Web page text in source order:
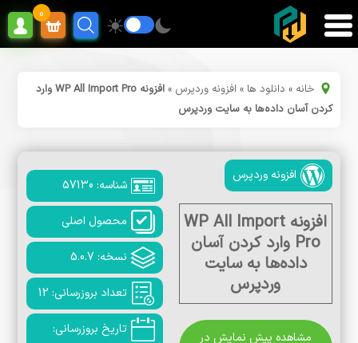
0
خانه » دانلود ها » افزونه وردپرس »
افزونه WP All Import Pro وارد
کردن آسان داده‌ها به سایت وردپرس
افزونه وردپرس
افزونه WP All Import
Pro وارد کردن آسان
داده‌ها به سایت
وردپرس
مشاهده پیش نمایش در
شناسه: 57130
محصول اصلی
نسخه: 5.0.7
تعداد بروزرسانی: 12
تاریخ بروزرسانی: